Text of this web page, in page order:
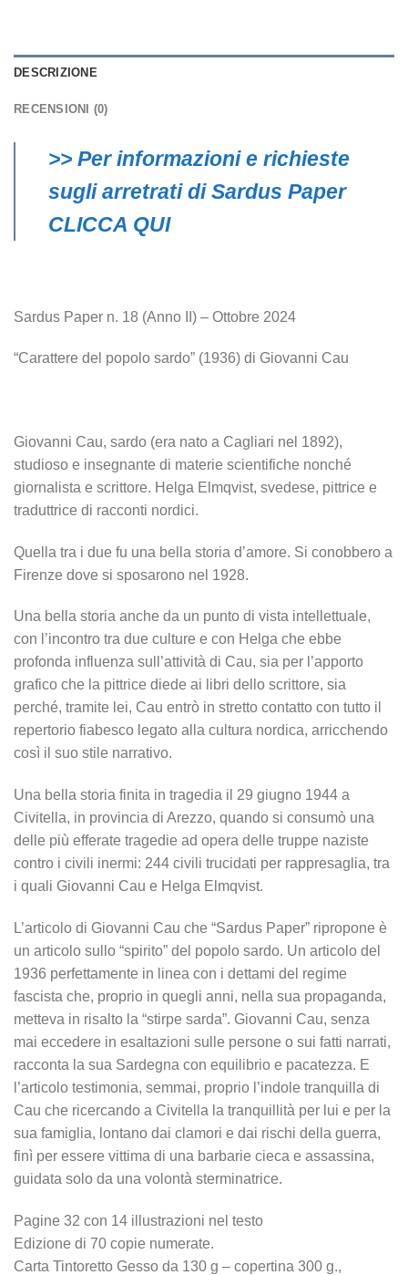
DESCRIZIONE
RECENSIONI (0)
>> Per informazioni e richieste
sugli arretrati di Sardus Paper
CLICCA QUI
Sardus Paper n. 18 (Anno II) – Ottobre 2024
“Carattere del popolo sardo” (1936) di Giovanni Cau
Giovanni Cau, sardo (era nato a Cagliari nel 1892),
studioso e insegnante di materie scientifiche nonché
giornalista e scrittore. Helga Elmqvist, svedese, pittrice e
traduttrice di racconti nordici.
Quella tra i due fu una bella storia d’amore. Si conobbero a
Firenze dove si sposarono nel 1928.
Una bella storia anche da un punto di vista intellettuale,
con l’incontro tra due culture e con Helga che ebbe
profonda influenza sull’attività di Cau, sia per l’apporto
grafico che la pittrice diede ai libri dello scrittore, sia
perché, tramite lei, Cau entrò in stretto contatto con tutto il
repertorio fiabesco legato alla cultura nordica, arricchendo
così il suo stile narrativo.
Una bella storia finita in tragedia il 29 giugno 1944 a
Civitella, in provincia di Arezzo, quando si consumò una
delle più efferate tragedie ad opera delle truppe naziste
contro i civili inermi: 244 civili trucidati per rappresaglia, tra
i quali Giovanni Cau e Helga Elmqvist.
L’articolo di Giovanni Cau che “Sardus Paper” ripropone è
un articolo sullo “spirito” del popolo sardo. Un articolo del
1936 perfettamente in linea con i dettami del regime
fascista che, proprio in quegli anni, nella sua propaganda,
metteva in risalto la “stirpe sarda”. Giovanni Cau, senza
mai eccedere in esaltazioni sulle persone o sui fatti narrati,
racconta la sua Sardegna con equilibrio e pacatezza. E
l’articolo testimonia, semmai, proprio l’indole tranquilla di
Cau che ricercando a Civitella la tranquillità per lui e per la
sua famiglia, lontano dai clamori e dai rischi della guerra,
finì per essere vittima di una barbarie cieca e assassina,
guidata solo da una volontà sterminatrice.
Pagine 32 con 14 illustrazioni nel testo
Edizione di 70 copie numerate.
Carta Tintoretto Gesso da 130 g – copertina 300 g.,